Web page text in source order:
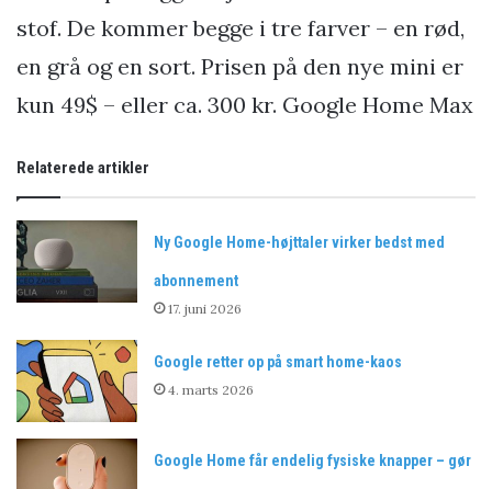
stof. De kommer begge i tre farver – en rød,
en grå og en sort. Prisen på den nye mini er
kun 49$ – eller ca. 300 kr. Google Home Max
Relaterede artikler
Ny Google Home-højttaler virker bedst med
abonnement
17. juni 2026
Google retter op på smart home-kaos
4. marts 2026
Google Home får endelig fysiske knapper – gør